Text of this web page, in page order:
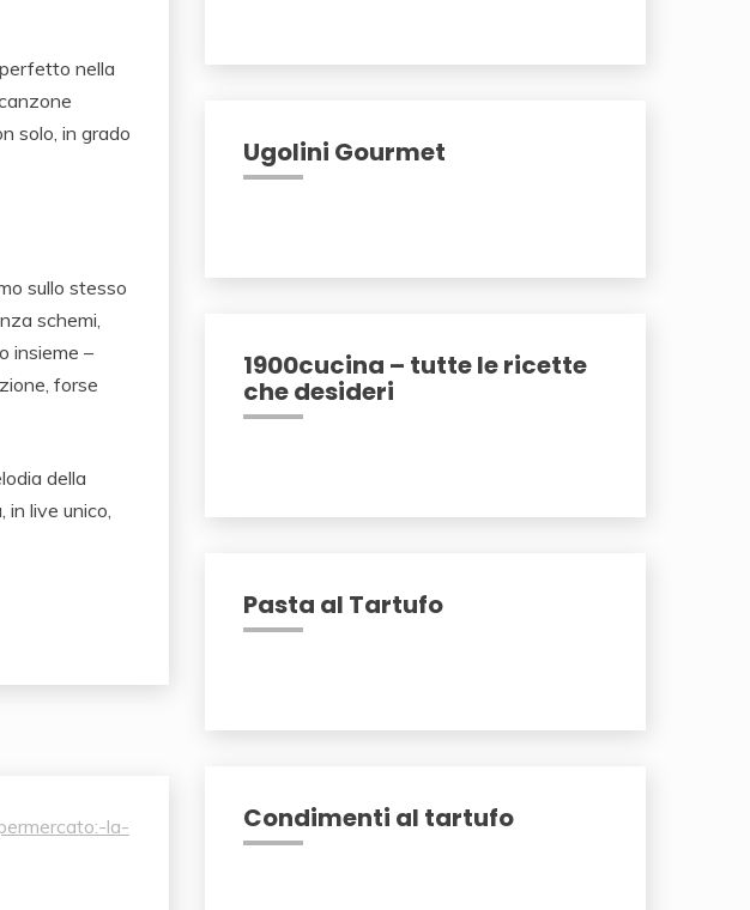
nella
solo, in grado
sullo stesso
schemi,
insieme –
forse
della
in live unico,
Ugolini Gourmet
1900cucina – tutte le ricette
che desideri
Pasta al Tartufo
Condimenti al tartufo